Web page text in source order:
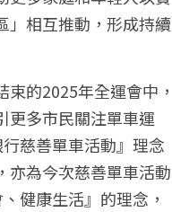
」相互推動，形成持續
的2025年全運會中，
更多市民關注單車運
慈善單車活動』理念
亦為今次慈善單車活動
健康生活』的理念，